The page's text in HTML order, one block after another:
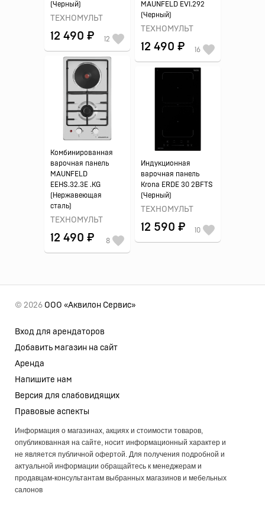
(Черный)
ТЕХНОМУЛЬТ
12 490 ₽ 12
MAUNFELD EVI.292
(Черный)
ТЕХНОМУЛЬТ
12 490 ₽ 16
Комбинированная
варочная панель
MAUNFELD
EEHS.32.3E .KG
(Нержавеющая
сталь)
ТЕХНОМУЛЬТ
12 490 ₽ 8
Индукционная
варочная панель
Krona ERDE 30 2BFTS
(Черный)
ТЕХНОМУЛЬТ
12 590 ₽ 10
© 2026 ООО «Аквилон Сервис»
Вход для арендаторов
Добавить магазин на сайт
Аренда
Напишите нам
Версия для слабовидящих
Правовые аспекты
Информация о магазинах, акциях и стоимости товаров,
опубликованная на сайте, носит информационный характер и
не является публичной офертой. Для получения подробной и
актуальной информации обращайтесь к менеджерам и
продавцам-консультантам выбранных магазинов и мебельных
салонов